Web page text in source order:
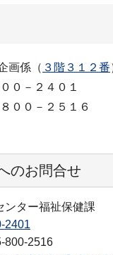
画係（ ３階３１２番
０－２４０１
００－２５１６
のお問合せ
ンター福祉保健課
2401
800-2516